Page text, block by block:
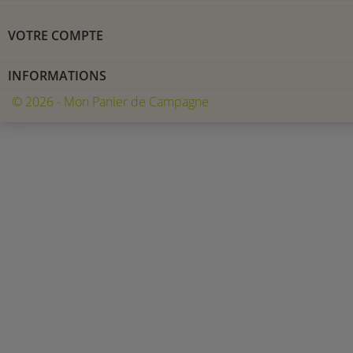
VOTRE COMPTE
INFORMATIONS
© 2026 - Mon Panier de Campagne